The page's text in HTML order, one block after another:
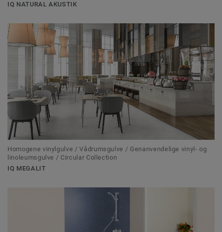
IQ NATURAL AKUSTIK
Homogene vinylgulve / Vådrumsgulve / Genanvendelige vinyl- og
linoleumsgulve / Circular Collection
IQ MEGALIT